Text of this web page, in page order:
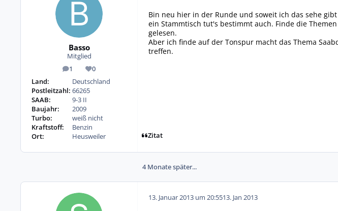
Basso
Mitglied
1
Beiträge0
Reputation
Land:
Deutschland
Postleitzahl: 66265
SAAB:
9-3 II
Baujahr:
2009
Turbo:
weiß nicht
Kraftstoff:
Benzin
Ort:
Heusweiler
Bin neu hier in der Runde und soweit ich das sehe
ein Stammtisch tut's bestimmt auch. Finde die
gelesen.
Aber ich finde auf der Tonspur macht das Thema
treffen.
Zitat
4 Monate später...
13. Januar 2013 um 20:5513. Jan 2013